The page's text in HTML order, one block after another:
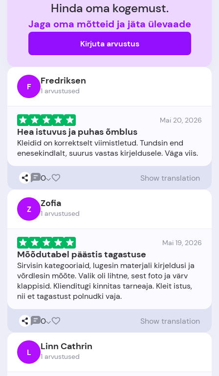
Hinda oma kogemust.
Jaga oma mõtteid ja jäta ülevaade
Kirjuta arvustus
F Fredriksen
1 arvustused
Mai 20, 2026
Hea istuvus ja puhas õmblus
Kleidid on korrektselt viimistletud. Tundsin end
0 Show translation
Z Zofia
1 arvustused
Mai 19, 2026
Mõõdutabel päästis tagastuse
Sirvisin kategooriaid, lugesin materjali kirjeldusi ja
võrdlesin mõõte. Valik oli lihtne, sest foto ja värv
klappisid. Klienditugi kinnitas tarneaja. Kleit istus,
0 Show translation
L Linn Cathrin
1 arvustused